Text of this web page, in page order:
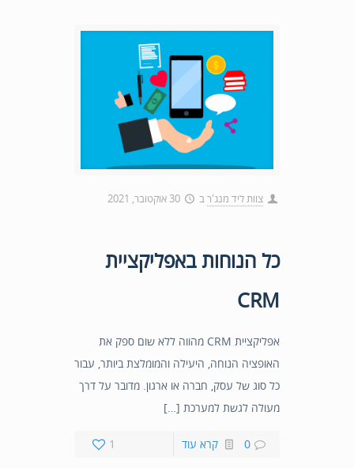
צוות ליד מנג'רב 30 אוקטובר, 2021
כל הנוחות באפליקציית
CRM
אפליקציית CRM מהווה ללא שום ספק את
האופציה הנוחה, היעילה והמומלצת ביותר, עבור
כל סוג של עסק, חברה או ארגון. מדובר על דרך
מעולה לגשת למערכת […]
1 0 קרא עוד